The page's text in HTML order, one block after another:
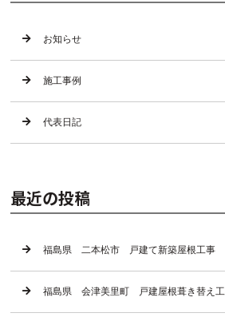
お知らせ
施工事例
代表日記
最近の投稿
福島県 二本松市 戸建て新築屋根工事
福島県 会津美里町 戸建屋根葺き替え